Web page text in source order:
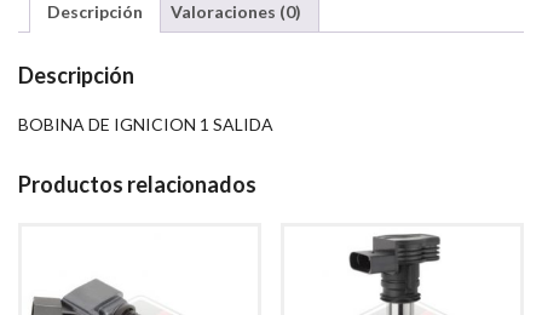
Descripción Valoraciones (0)
Descripción
BOBINA DE IGNICION 1 SALIDA
Productos relacionados